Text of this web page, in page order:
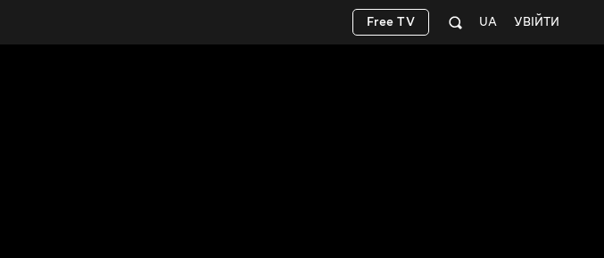
УВІЙТИ
UA
Free TV